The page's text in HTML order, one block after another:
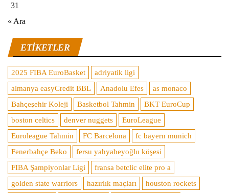
31
« Ara
ETIKETLER
2025 FIBA EuroBasket
adriyatik ligi
almanya easyCredit BBL
Anadolu Efes
as monaco
Bahçeşehir Koleji
Basketbol Tahmin
BKT EuroCup
boston celtics
denver nuggets
EuroLeague
Euroleague Tahmin
FC Barcelona
fc bayern munich
Fenerbahçe Beko
fersu yahyabeyoğlu köşesi
FIBA Şampiyonlar Ligi
fransa betclic elite pro a
golden state warriors
hazırlık maçları
houston rockets